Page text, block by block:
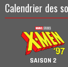
Calendrier des
SAISON 2